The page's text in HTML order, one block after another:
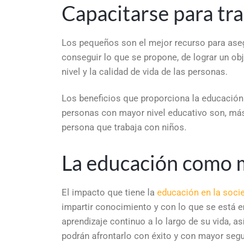
Capacitarse para
Los pequeños son el mejor recurso para
conseguir lo que se propone, de lograr un
nivel y la calidad de vida de las personas.
Los beneficios que proporciona la
personas con mayor nivel educativo son,
persona que trabaja con niños.
La educación como
El impacto que tiene la educación en la
impartir conocimiento y con lo que se está
aprendizaje continuo a lo largo de su vida,
podrán afrontarlo con éxito y con mayor